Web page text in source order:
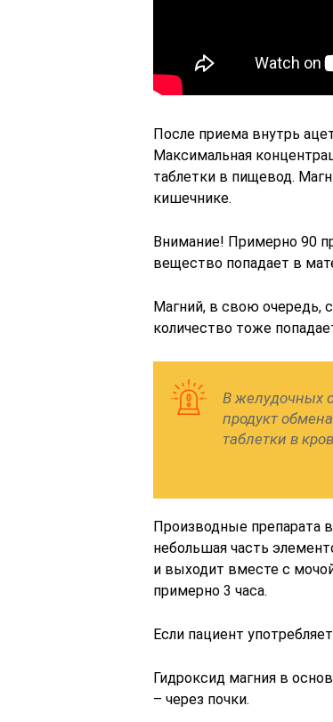
После приема внутрь
Максимальная
таблетки в пищевод.
кишечнике.
Внимание! Примерно 90
вещество попадает в
Магний, в свою очередь,
количество тоже
В желудочных
продукт
таблетки в
Производные препарата
небольшая часть
и выходит вместе с
примерно 3 часа.
Если пациент
Гидроксид магния в
– через почки.